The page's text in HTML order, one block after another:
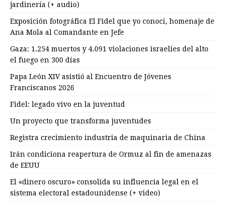
jardinería (+ audio)
Exposición fotográfica El Fidel que yo conocí, homenaje de
Ana Mola al Comandante en Jefe
Gaza: 1.254 muertos y 4.091 violaciones israelíes del alto
el fuego en 300 días
Papa León XIV asistió al Encuentro de Jóvenes
Franciscanos 2026
Fidel: legado vivo en la juventud
Un proyecto que transforma juventudes
Registra crecimiento industria de maquinaria de China
Irán condiciona reapertura de Ormuz al fin de amenazas
de EEUU
El «dinero oscuro» consolida su influencia legal en el
sistema electoral estadounidense (+ video)